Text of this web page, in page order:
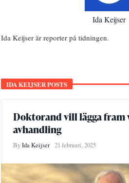
Ida Keijser
Ida Keijser är reporter på tidningen.
IDA KEIJSER POSTS
Doktorand vill lägga fram
avhandling
ByIda Keijser 21 februari, 2025